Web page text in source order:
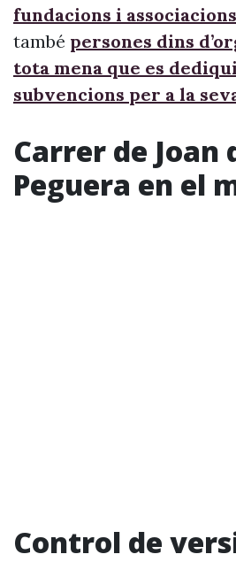
fundacions i associacions
també persones dins
tota mena que es
subvencions per a la
Carrer de Joan
Peguera en el
Control de